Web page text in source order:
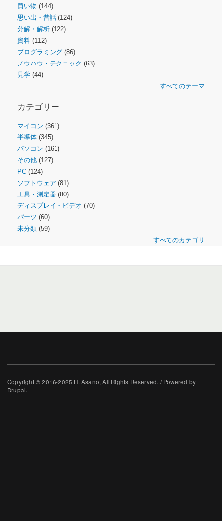
買い物 (144)
思い出・昔話 (124)
分解・解析 (122)
資料 (112)
プログラミング (86)
ノウハウ・テクニック (63)
見学 (44)
すべてのテーマ
カテゴリー
マイコン (361)
半導体 (345)
パソコン (161)
その他 (127)
PC (124)
ソフトウェア (81)
工具・測定器 (80)
ディスプレイ・ビデオ (70)
パーツ (60)
未分類 (59)
すべてのカテゴリ
Copyright © 2016-2025 H. Asano, All Rights Reserved. / Powered by
Drupal.